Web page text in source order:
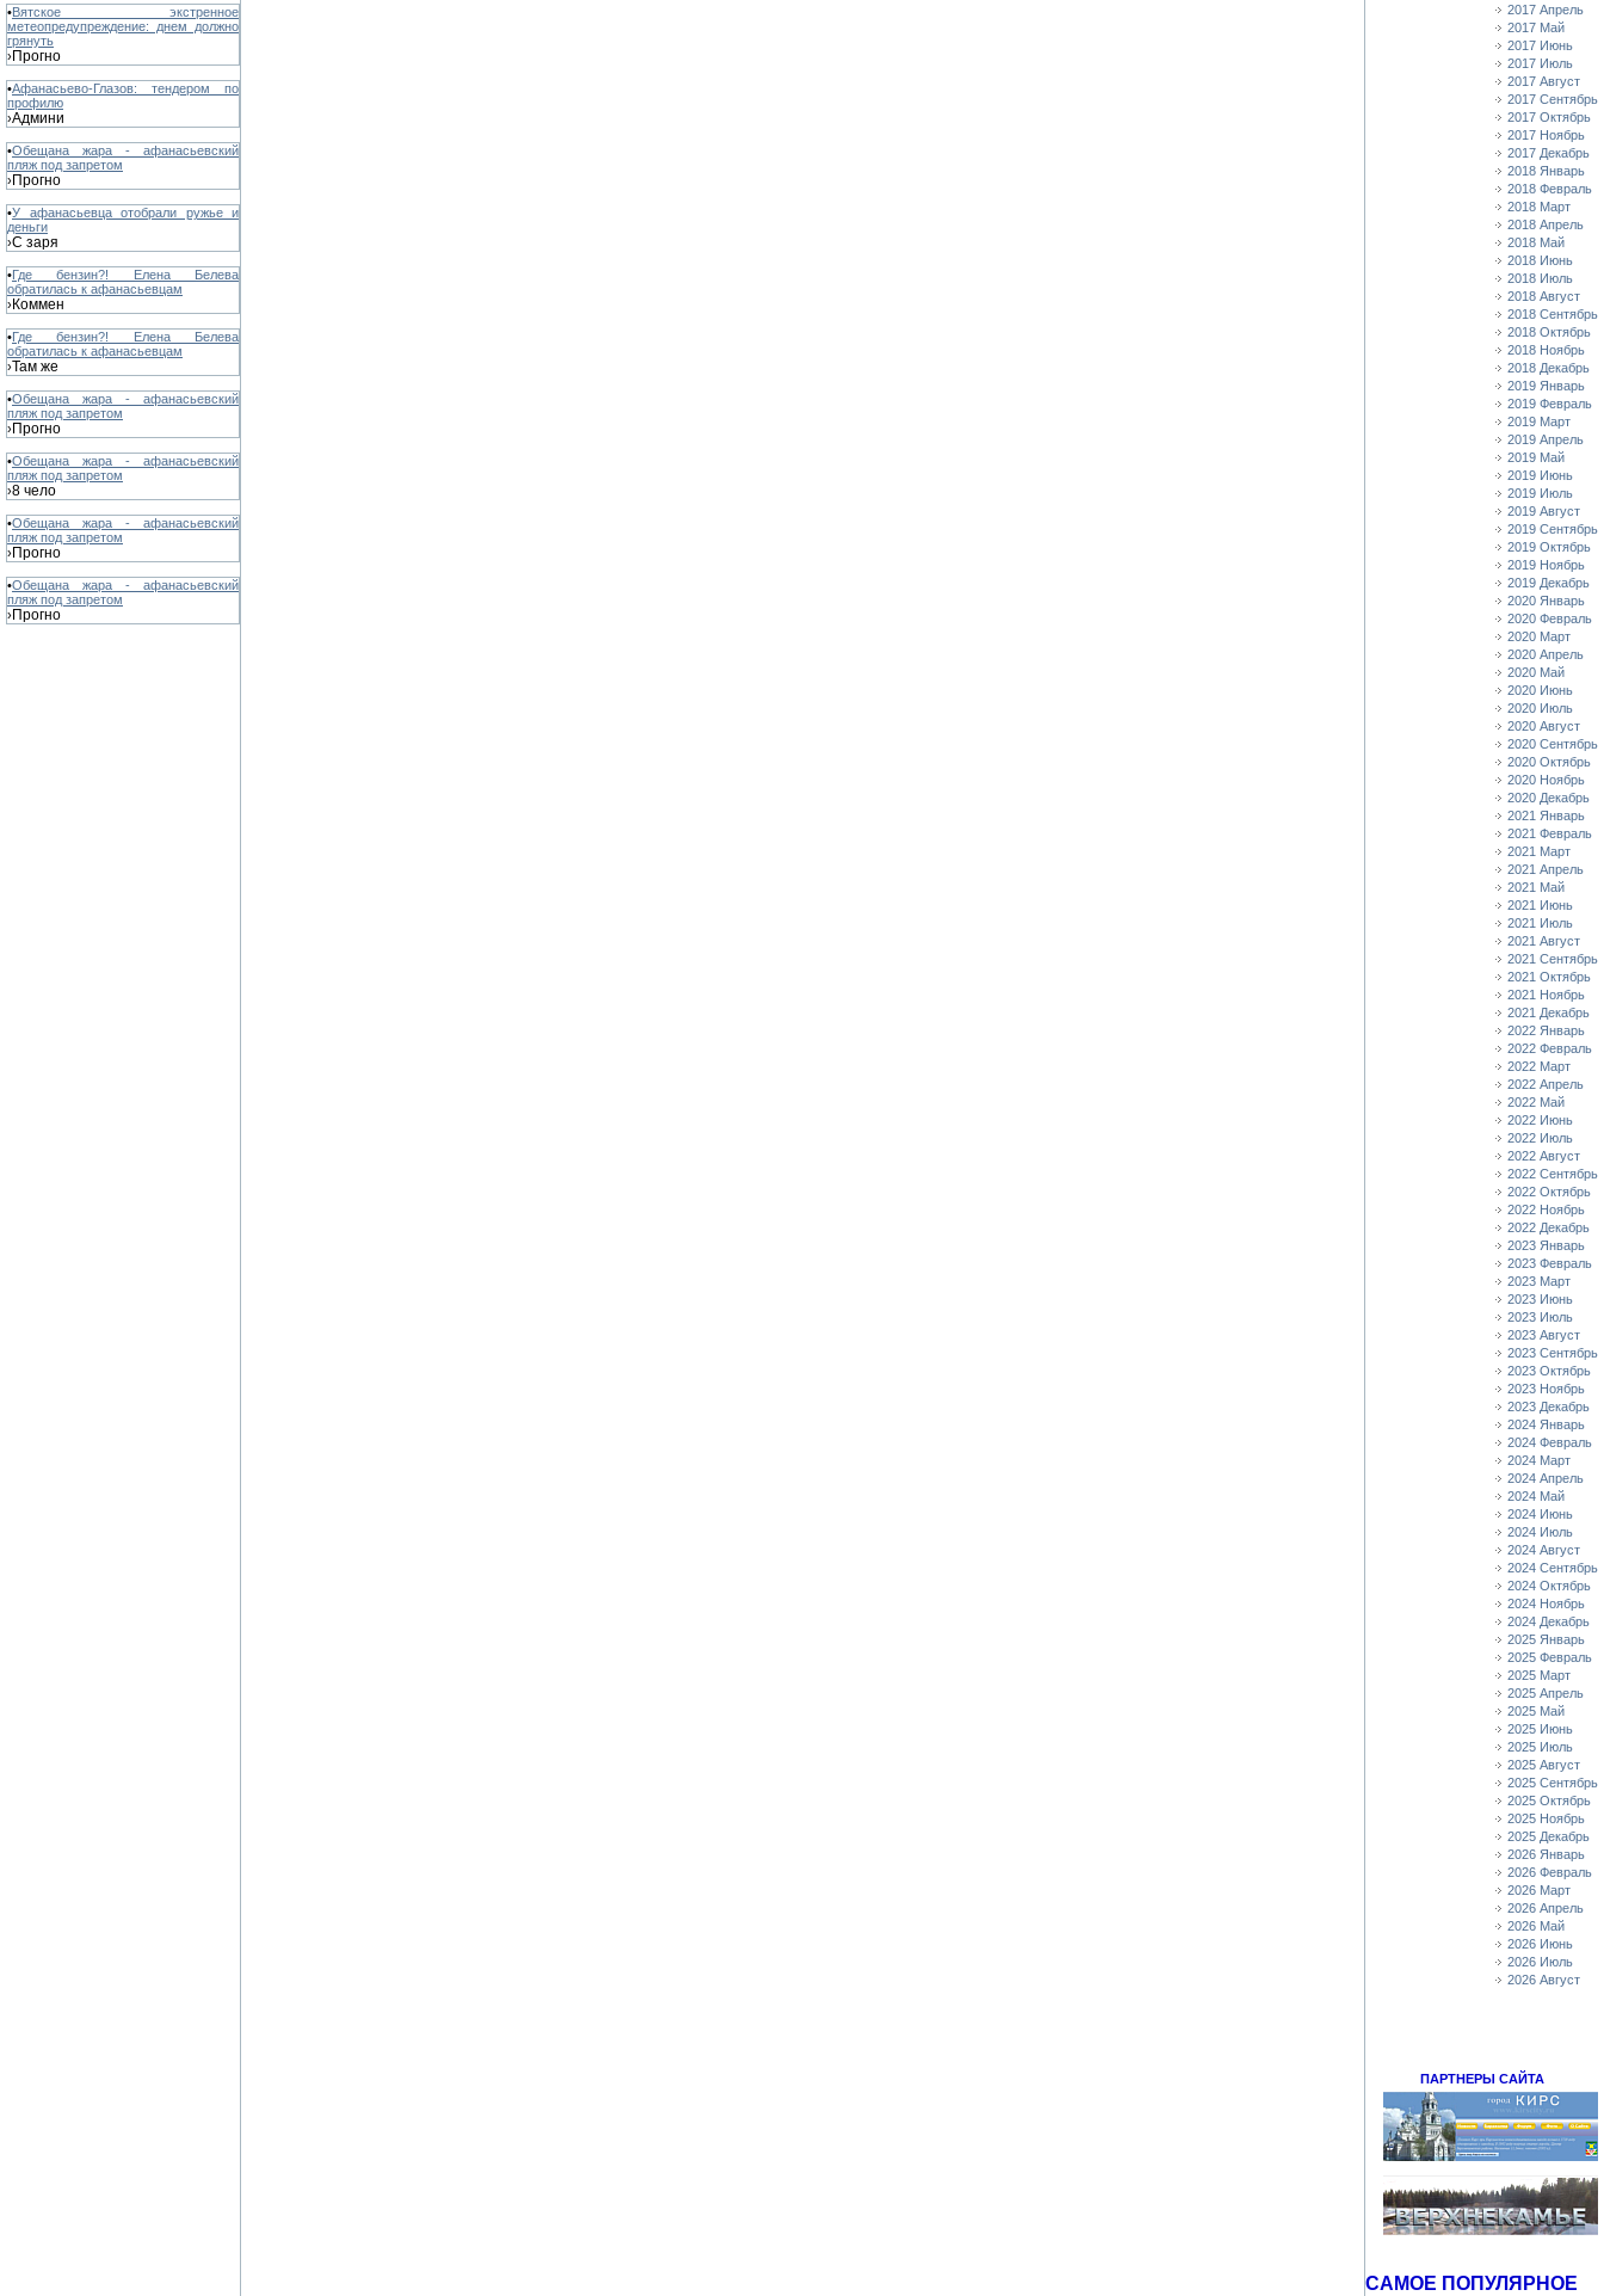
•Вятское экстренное
метеопредупреждение: днем должно
грянуть
›Прогно
•Афанасьево-Глазов: тендером по
профилю
›Админи
•Обещана жара - афанасьевский
пляж под запретом
›Прогно
•У афанасьевца отобрали ружье и
деньги
›С заря
•Где бензин?! Елена Белева
обратилась к афанасьевцам
›Коммен
•Где бензин?! Елена Белева
обратилась к афанасьевцам
›Там же
•Обещана жара - афанасьевский
пляж под запретом
›Прогно
•Обещана жара - афанасьевский
пляж под запретом
›8 чело
•Обещана жара - афанасьевский
пляж под запретом
›Прогно
•Обещана жара - афанасьевский
пляж под запретом
›Прогно
2017 Апрель
2017 Май
2017 Июнь
2017 Июль
2017 Август
2017 Сентябрь
2017 Октябрь
2017 Ноябрь
2017 Декабрь
2018 Январь
2018 Февраль
2018 Март
2018 Апрель
2018 Май
2018 Июнь
2018 Июль
2018 Август
2018 Сентябрь
2018 Октябрь
2018 Ноябрь
2018 Декабрь
2019 Январь
2019 Февраль
2019 Март
2019 Апрель
2019 Май
2019 Июнь
2019 Июль
2019 Август
2019 Сентябрь
2019 Октябрь
2019 Ноябрь
2019 Декабрь
2020 Январь
2020 Февраль
2020 Март
2020 Апрель
2020 Май
2020 Июнь
2020 Июль
2020 Август
2020 Сентябрь
2020 Октябрь
2020 Ноябрь
2020 Декабрь
2021 Январь
2021 Февраль
2021 Март
2021 Апрель
2021 Май
2021 Июнь
2021 Июль
2021 Август
2021 Сентябрь
2021 Октябрь
2021 Ноябрь
2021 Декабрь
2022 Январь
2022 Февраль
2022 Март
2022 Апрель
2022 Май
2022 Июнь
2022 Июль
2022 Август
2022 Сентябрь
2022 Октябрь
2022 Ноябрь
2022 Декабрь
2023 Январь
2023 Февраль
2023 Март
2023 Июнь
2023 Июль
2023 Август
2023 Сентябрь
2023 Октябрь
2023 Ноябрь
2023 Декабрь
2024 Январь
2024 Февраль
2024 Март
2024 Апрель
2024 Май
2024 Июнь
2024 Июль
2024 Август
2024 Сентябрь
2024 Октябрь
2024 Ноябрь
2024 Декабрь
2025 Январь
2025 Февраль
2025 Март
2025 Апрель
2025 Май
2025 Июнь
2025 Июль
2025 Август
2025 Сентябрь
2025 Октябрь
2025 Ноябрь
2025 Декабрь
2026 Январь
2026 Февраль
2026 Март
2026 Апрель
2026 Май
2026 Июнь
2026 Июль
2026 Август
ПАРТНЕРЫ САЙТА
САМОЕ ПОПУЛЯРНОЕ